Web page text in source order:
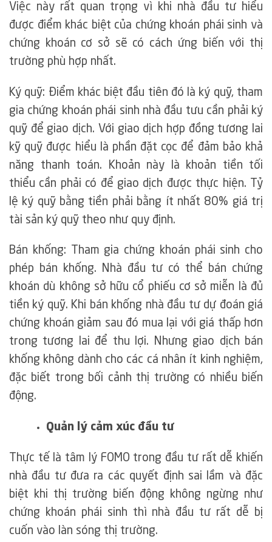
Việc này rất quan trọng vì khi nhà đầu tư hiểu
được điểm khác biệt của chứng khoán phái sinh và
chứng khoán cơ sở sẽ có cách ứng biến với thị
trường phù hợp nhất.
Ký quỹ: Điểm khác biệt đầu tiên đó là ký quỹ, tham
gia chứng khoán phái sinh nhà đầu tưu cần phải ký
quỹ để giao dịch. Với giao dịch hợp đồng tương lai
kỹ quỹ được hiểu là phần đặt cọc để đảm bảo khả
năng thanh toán. Khoản này là khoản tiền tối
thiểu cần phải có để giao dịch được thực hiện. Tỷ
lệ ký quỹ bằng tiền phải bằng ít nhất 80% giá trị
tài sản ký quỹ theo như quy định.
Bán khống: Tham gia chứng khoán phái sinh cho
phép bán khống. Nhà đầu tư có thể bán chứng
khoán dù không sở hữu cổ phiếu cơ sở miễn là đủ
tiền ký quỹ. Khi bán khống nhà đầu tư dự đoán giá
chứng khoán giảm sau đó mua lại với giá thấp hơn
trong tương lai để thu lợi. Nhưng giao dịch bán
khống không dành cho các cá nhân ít kinh nghiệm,
đặc biết trong bối cảnh thị trường có nhiều biến
động.
Quản lý cảm xúc đầu tư
Thực tế là tâm lý FOMO trong đầu tư rất dễ khiến
nhà đầu tư đưa ra các quyết định sai lầm và đặc
biệt khi thị trường biến động không ngừng như
chứng khoán phái sinh thì nhà đầu tư rất dễ bị
cuốn vào làn sóng thị trường.